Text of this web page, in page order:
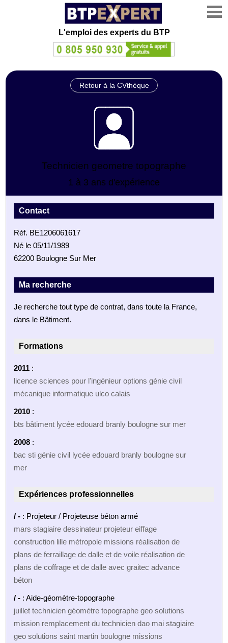
L'emploi des experts du BTP
Retour à la CVthèque
Technicien geometre topographe
1 à 3 ans d'expérience
Contact
Réf. BE1206061617
Né le 05/11/1989
62200 Boulogne Sur Mer
Ma recherche
Je recherche tout type de contrat, dans toute la France,
dans le Bâtiment.
Formations
2011 :
licence sciences pour l'ingénieur options génie civil
mécanique informatique ulco calais
2010 :
bts bâtiment lycée edouard branly boulogne sur mer
2008 :
bac sti génie civil lycée edouard branly boulogne sur
mer
Expériences professionnelles
/ - : Projeteur / Projeteuse béton armé
mars stagiaire dessinateur projeteur eiffage
construction lille métropole missions réalisation de
plans de ferraillage de dalle et de voile réalisation de
plans de coffrage et de dalle avec graitec advance
béton
/ - : Aide-géomètre-topographe
juillet technicien géomètre topographe geo solutions
mission remplacement du technicien dao mai stagiaire
geo solutions saint martin boulogne missions